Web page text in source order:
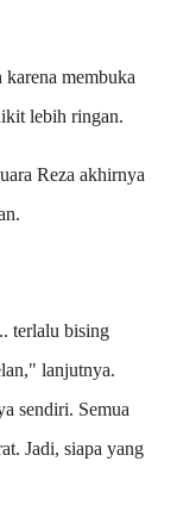
membuka
lebih ringan.
Reza akhirnya
terlalu bising
lanjutnya.
sendiri. Semua
Jadi, siapa yang